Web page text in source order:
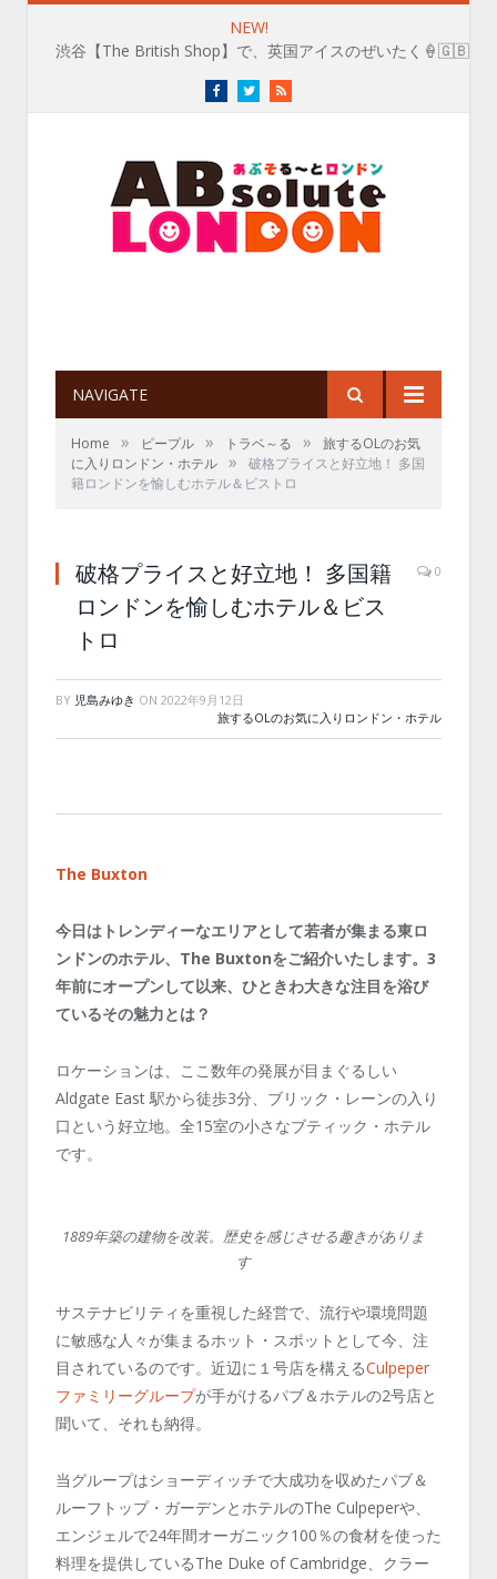
NEW!
渋谷【The British Shop】で、英国アイスのぜいたく🍦🇬🇧
FacebookTwitterRSS
NAVIGATE
Home » ピープル » トラベ～る »
旅するOLのお気
に入りロンドン・ホテル »
破格プライスと好立地！ 多国
籍ロンドンを愉しむホテル＆ビストロ
破格プライスと好立地！ 多国籍
ロンドンを愉しむホテル＆ビス
トロ
0
BY 児島みゆき ON 2022年9月12日
旅するOLのお気に入りロンドン・ホテル
The Buxton
今日はトレンディーなエリアとして若者が集まる東ロ
ンドンのホテル、The Buxtonをご紹介いたします。3
年前にオープンして以来、ひときわ大きな注目を浴び
ているその魅力とは？
ロケーションは、ここ数年の発展が目まぐるしい
Aldgate East 駅から徒歩3分、ブリック・レーンの入り
口という好立地。全15室の小さなブティック・ホテル
です。
1889年築の建物を改装。歴史を感じさせる趣きがありま
す
サステナビリティを重視した経営で、流行や環境問題
に敏感な人々が集まるホット・スポットとして今、注
目されているのです。近辺に１号店を構えるCulpeper
ファミリーグループが手がけるパブ＆ホテルの2号店と
聞いて、それも納得。
当グループはショーディッチで大成功を収めたパブ＆
ルーフトップ・ガーデンとホテルのThe Culpeperや、
エンジェルで24年間オーガニック100％の食材を使った
料理を提供しているThe Duke of Cambridge、クラー